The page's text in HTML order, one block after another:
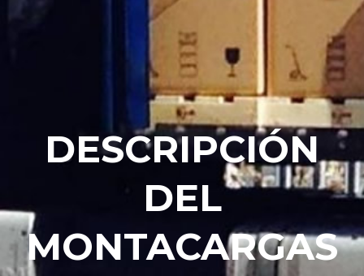
DESCRIPCIÓN
DEL
MONTACARGAS